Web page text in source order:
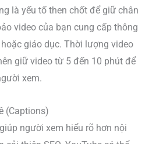
là yếu tố then chốt để giữ chân
video của bạn cung cấp thông
giáo dục. Thời lượng video
giữ video từ 5 đến 10 phút để
xem.
(Captions)
người xem hiểu rõ hơn nội